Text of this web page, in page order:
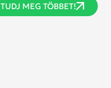
TUDJ MEG TÖBBET!